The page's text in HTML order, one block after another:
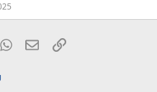
WhatsApp
E-MailLink